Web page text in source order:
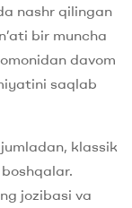
nashr qilingan
bir muncha
davom
saqlab
klassik
jozibasi va